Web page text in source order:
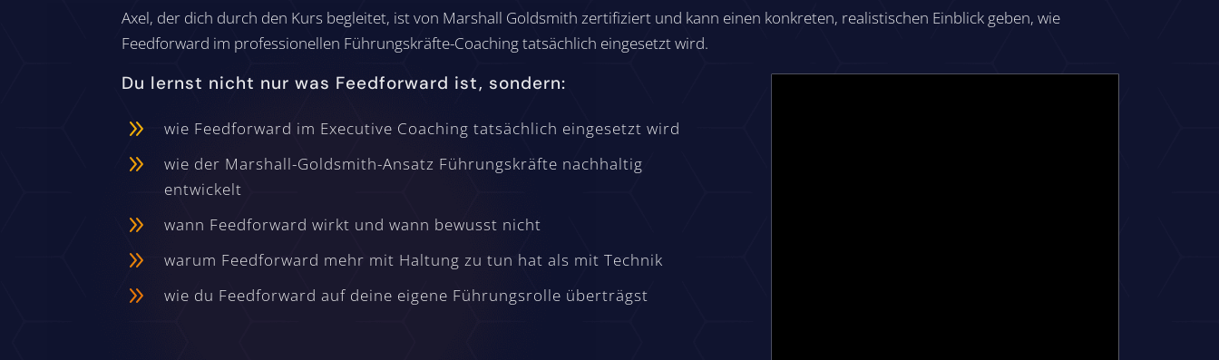
Axel, der dich durch den Kurs begleitet, ist von Marshall Goldsmith zertifiziert und kann einen konkreten, realistischen Einblick geben, wie
Feedforward im professionellen Führungskräfte-Coaching tatsächlich eingesetzt wird.
Du lernst nicht nur was Feedforward ist, sondern:
9 wie Feedforward im Executive Coaching tatsächlich eingesetzt wird
9
wie der Marshall-Goldsmith-Ansatz Führungskräfte nachhaltig
entwickelt
9 wann Feedforward wirkt und wann bewusst nicht
9 warum Feedforward mehr mit Haltung zu tun hat als mit Technik
9 wie du Feedforward auf deine eigene Führungsrolle überträgst